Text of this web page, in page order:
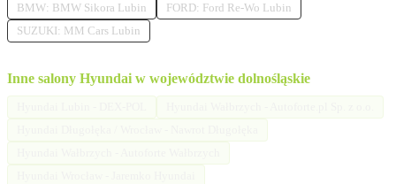
BMW: BMW Sikora Lubin
FORD: Ford Re-Wo Lubin
SUZUKI: MM Cars Lubin
Inne salony Hyundai w województwie dolnośląskie